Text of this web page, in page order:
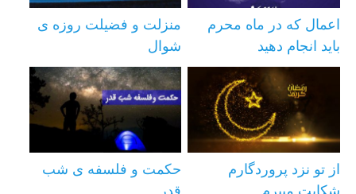
اعمال که در ماه محرم
باید انجام دهید
منزلت و فضیلت روزه ی
شوال
از تو نزد پروردگارم
حکمت و فلسفه ی شب